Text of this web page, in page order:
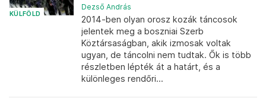
KÜLFÖLD
Dezső András
2014-ben olyan orosz kozák táncosok
jelentek meg a boszniai Szerb
Köztársaságban, akik izmosak voltak
ugyan, de táncolni nem tudtak. Ők is több
részletben lépték át a határt, és a
különleges rendőri...